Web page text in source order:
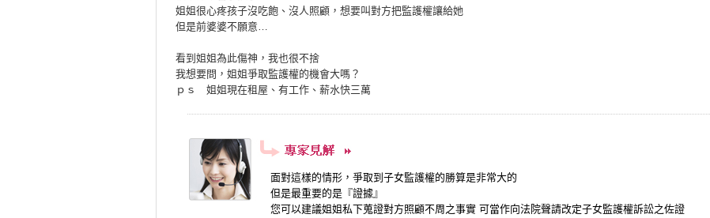
姐姐很心疼孩子沒吃飽、沒人照顧，想要叫對方把監護權讓給她
但是前婆婆不願意…
看到姐姐為此傷神，我也很不捨
我想要問，姐姐爭取監護權的機會大嗎？
ｐｓ 姐姐現在租屋、有工作、薪水快三萬
面對這樣的情形，爭取到子女監護權的勝算是非常大的
但是最重要的是『證據』
您可以建議姐姐私下蒐證對方照顧不周之事實 可當作向法院聲請改定子女監護權訴訟之佐證